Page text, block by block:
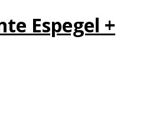
Espegel +